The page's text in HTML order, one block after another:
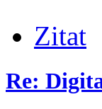
Zitat
Re: